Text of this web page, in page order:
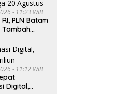
- 11:23 WIB
PLN Batam
Tambah
- 11:12 WIB
Digital,